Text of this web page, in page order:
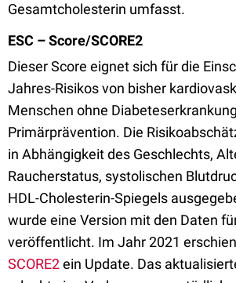
Gesamtcholesterin umfasst.
ESC – Score/SCORE2
Dieser Score eignet sich für die
Jahres-Risikos von bisher
Menschen ohne
Primärprävention. Die
in Abhängigkeit des Geschlechts,
Raucherstatus, systolischen
HDL-Cholesterin-Spiegels
wurde eine Version mit den Daten
veröffentlicht. Im Jahr 2021
SCORE2ein Update. Das